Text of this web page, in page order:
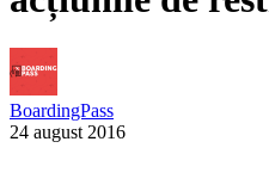
BoardingPass
24 august 2016